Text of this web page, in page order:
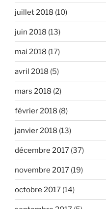
juillet 2018 (10)
juin 2018 (13)
mai 2018 (17)
avril 2018 (5)
mars 2018 (2)
février 2018 (8)
janvier 2018 (13)
décembre 2017 (37)
novembre 2017 (19)
octobre 2017 (14)